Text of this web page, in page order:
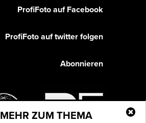
MEHR ZUM THEMA
ProfiFoto auf Facebook
ProfiFoto auf twitter folgen
Abonnieren